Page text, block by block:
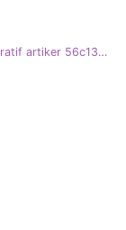
Les tongs plats des femmes avec un détail décoratif artiker 56c1336 noir